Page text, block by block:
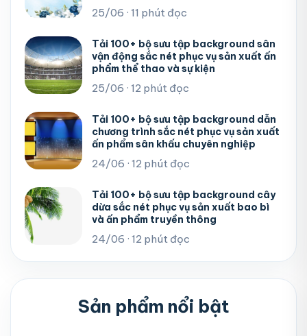
25/06 · 11 phút đọc
Tải 100+ bộ sưu tập background sân
vận động sắc nét phục vụ sản xuất ấn
phẩm thể thao và sự kiện
25/06 · 12 phút đọc
Tải 100+ bộ sưu tập background dẫn
chương trình sắc nét phục vụ sản xuất
ấn phẩm sân khấu chuyên nghiệp
24/06 · 12 phút đọc
Tải 100+ bộ sưu tập background cây
dừa sắc nét phục vụ sản xuất bao bì
và ấn phẩm truyền thông
24/06 · 12 phút đọc
Sản phẩm nổi bật